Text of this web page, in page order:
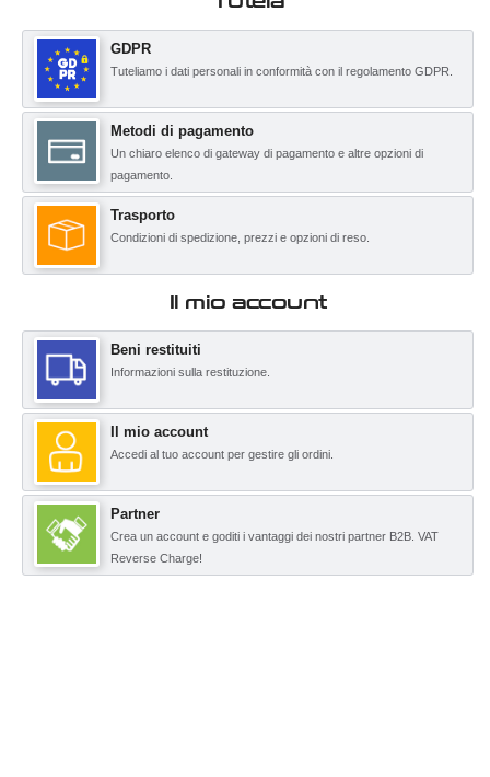
GDPR
Tuteliamo i dati personali in conformità con il regolamento GDPR.
Metodi di pagamento
Un chiaro elenco di gateway di pagamento e altre opzioni di
pagamento.
Trasporto
Condizioni di spedizione, prezzi e opzioni di reso.
Il mio account
Beni restituiti
Informazioni sulla restituzione.
Il mio account
Accedi al tuo account per gestire gli ordini.
Partner
Crea un account e goditi i vantaggi dei nostri partner B2B. VAT
Reverse Charge!